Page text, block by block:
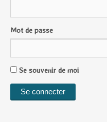
Mot de passe
Se souvenir de moi